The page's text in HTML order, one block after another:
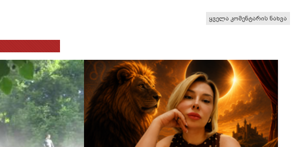
ყველა კომენტარის ნახვა